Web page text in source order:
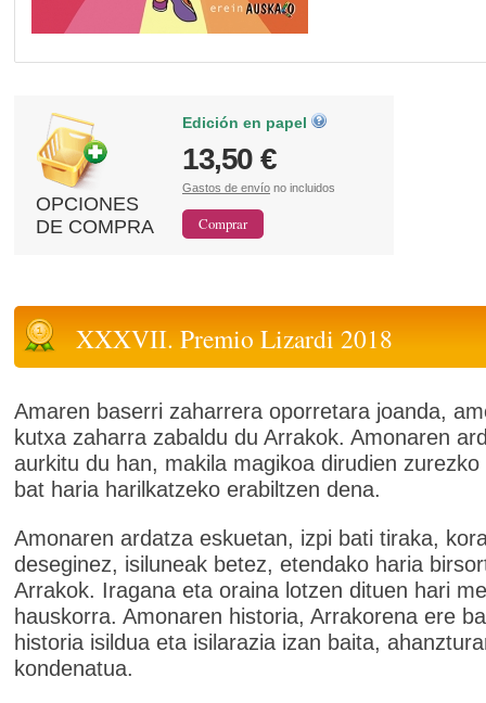
OPCIONES
DE COMPRA
Edición en papel
13,50 €
Gastos de envío no incluidos
XXXVII. Premio Lizardi 2018
Amaren baserri zaharrera oporretara joanda,
kutxa zaharra zabaldu du Arrakok. Amonaren
aurkitu du han, makila magikoa dirudien zurezko
bat haria harilkatzeko erabiltzen dena.
Amonaren ardatza eskuetan, izpi bati tiraka,
deseginez, isiluneak betez, etendako haria
Arrakok. Iragana eta oraina lotzen dituen hari
hauskorra. Amonaren historia, Arrakorena ere
historia isildua eta isilarazia izan baita,
kondenatua.